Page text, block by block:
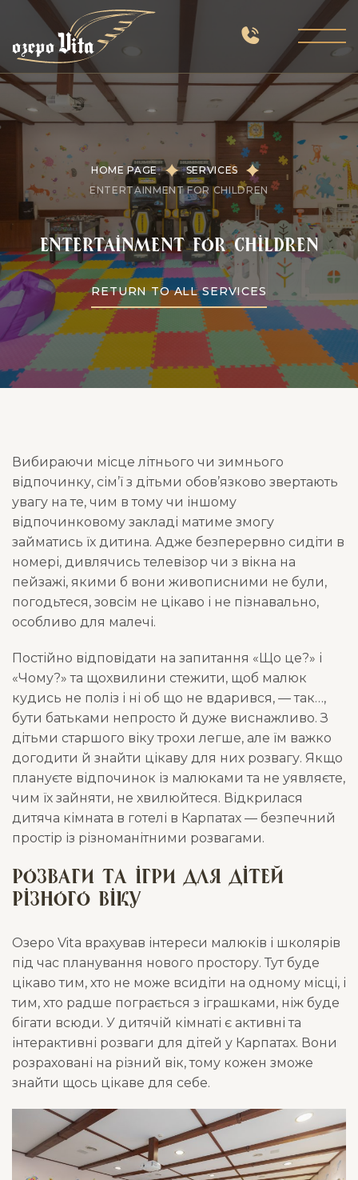
HOME PAGE
SERVICES
ENTERTAINMENT FOR CHILDREN
Entertainment for children
RETURN TO ALL SERVICES
Вибираючи місце літнього чи зимнього
відпочинку, сім’ї з дітьми обов’язково звертають
увагу на те, чим в тому чи іншому
відпочинковому закладі матиме змогу
займатись їх дитина. Адже безперервно сидіти в
номері, дивлячись телевізор чи з вікна на
пейзажі, якими б вони живописними не були,
погодьтеся, зовсім не цікаво і не пізнавально,
особливо для малечі.
Постійно відповідати на запитання «Що це?» і
«Чому?» та щохвилини стежити, щоб малюк
кудись не поліз і ні об що не вдарився, — так…,
бути батьками непросто й дуже виснажливо. З
дітьми старшого віку трохи легше, але їм важко
догодити й знайти цікаву для них розвагу. Якщо
плануєте відпочинок із малюками та не уявляєте,
чим їх зайняти, не хвилюйтеся. Відкрилася
дитяча кімната в готелі в Карпатах — безпечний
простір із різноманітними розвагами.
Розваги та ігри для дітей
різного віку
Озеро Vita врахував інтереси малюків і школярів
під час планування нового простору. Тут буде
цікаво тим, хто не може всидіти на одному місці, і
тим, хто радше пограється з іграшками, ніж буде
бігати всюди. У дитячій кімнаті є активні та
інтерактивні розваги для дітей у Карпатах. Вони
розраховані на різний вік, тому кожен зможе
знайти щось цікаве для себе.